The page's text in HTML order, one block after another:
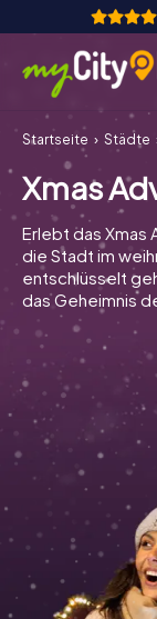
So
Städte
Touren
Teamevent
Tickets
INT
ES
IT
Startseite Städte
Xmas
Erlebt das Xmas
die Stadt im
entschlüsselt
das Geheimnis